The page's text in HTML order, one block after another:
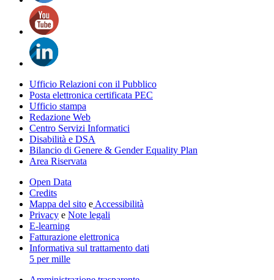
Ufficio Relazioni con il Pubblico
Posta elettronica certificata PEC
Ufficio stampa
Redazione Web
Centro Servizi Informatici
Disabilità e DSA
Bilancio di Genere & Gender Equality Plan
Area Riservata
Open Data
Credits
Mappa del sito e Accessibilità
Privacy e Note legali
E-learning
Fatturazione elettronica
Informativa sul trattamento dati
5 per mille